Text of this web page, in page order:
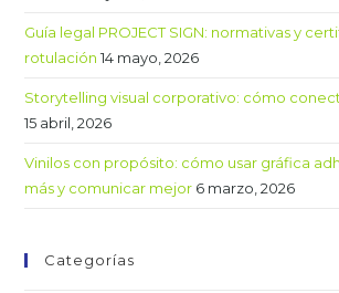
Guía legal PROJECT SIGN: normativas y
rotulación 14 mayo, 2026
Storytelling visual corporativo: cómo
15 abril, 2026
Vinilos con propósito: cómo usar gráfica
más y comunicar mejor 6 marzo, 2026
Categorías